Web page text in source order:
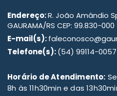
Endereço:R. João Amândio
GAURAMA/RS CEP: 99.830-000
E-mail(s):
Telefone(s):(54) 99114-
Horário de Atendimento:
8h às 11h30min e das